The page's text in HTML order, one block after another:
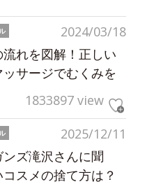
2024/03/18
流れを図解！正しい
ッサージでむくみを
1833897 view
2025/12/11
ズ滝沢さんに聞
コスメの捨て方は？